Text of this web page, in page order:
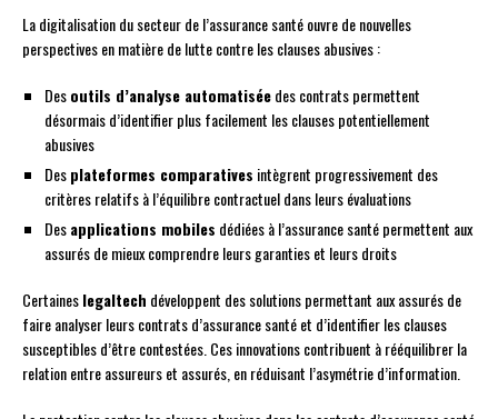
La digitalisation du secteur de l’assurance santé ouvre de nouvelles
perspectives en matière de lutte contre les clauses abusives :
Desoutils d’analyse automatiséedes contrats permettent
désormais d’identifier plus facilement les clauses potentiellement
abusives
Desplateformes comparatives intègrent progressivement des
critères relatifs à l’équilibre contractuel dans leurs évaluations
Desapplications mobiles dédiées à l’assurance santé permettent aux
assurés de mieux comprendre leurs garanties et leurs droits
Certaineslegaltech développent des solutions permettant aux assurés de
faire analyser leurs contrats d’assurance santé et d’identifier les clauses
susceptibles d’être contestées. Ces innovations contribuent à rééquilibrer la
relation entre assureurs et assurés, en réduisant l’asymétrie d’information.